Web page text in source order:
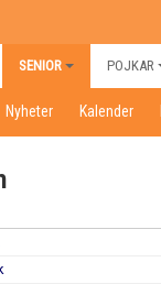
SENIOR POJKAR
Nyheter Kalender